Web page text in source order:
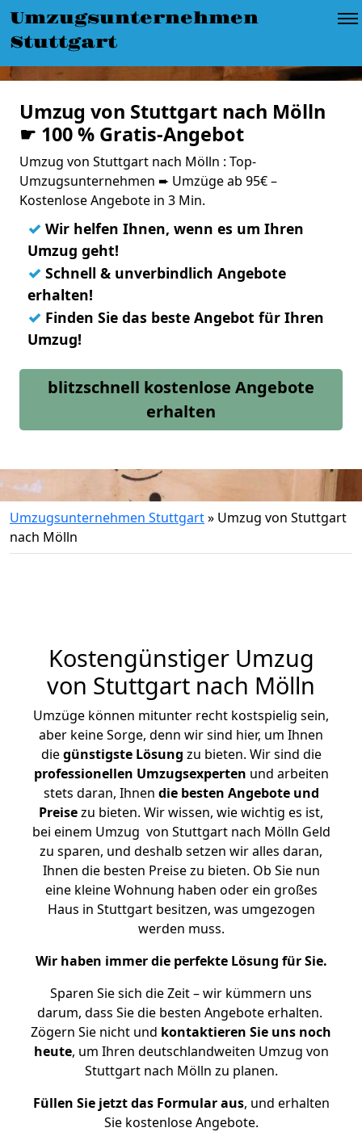
Umzugsunternehmen
Stuttgart
Umzug von Stuttgart nach Mölln
☛ 100 % Gratis-Angebot
Umzug von Stuttgart nach Mölln : Top-
Umzugsunternehmen ➨ Umzüge ab 95€ –
Kostenlose Angebote in 3 Min.
✓ Wir helfen Ihnen, wenn es um Ihren
Umzug geht!
✓ Schnell & unverbindlich Angebote
erhalten!
✓ Finden Sie das beste Angebot für Ihren
Umzug!
blitzschnell kostenlose Angebote
erhalten
Umzugsunternehmen Stuttgart» Umzug von Stuttgart
nach Mölln
Kostengünstiger Umzug
von Stuttgart nach Mölln
Umzüge können mitunter recht kostspielig sein,
aber keine Sorge, denn wir sind hier, um Ihnen
diegünstigste Lösung zu bieten. Wir sind die
professionellen Umzugsexperten und arbeiten
stets daran, Ihnen die besten Angebote und
Preisezu bieten. Wir wissen, wie wichtig es ist,
bei einem Umzug von Stuttgart nach Mölln Geld
zu sparen, und deshalb setzen wir alles daran,
Ihnen die besten Preise zu bieten. Ob Sie nun
eine kleine Wohnung haben oder ein großes
Haus in Stuttgart besitzen, was umgezogen
werden muss.
Wir haben immer die perfekte Lösung für Sie.
Sparen Sie sich die Zeit – wir kümmern uns
darum, dass Sie die besten Angebote erhalten.
Zögern Sie nicht und kontaktieren Sie uns noch
heute, um Ihren deutschlandweiten Umzug von
Stuttgart nach Mölln zu planen.
Füllen Sie jetzt das Formular aus, und erhalten
Sie kostenlose Angebote.